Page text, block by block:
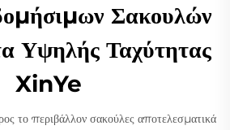
Σακουλών
Υψηλής Ταχύτητας
XinYe
το περιβάλλον σακούλες αποτελεσματικά